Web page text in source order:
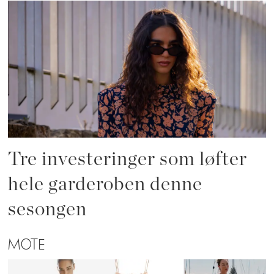
Tre investeringer som løfter
hele garderoben denne
sesongen
MOTE